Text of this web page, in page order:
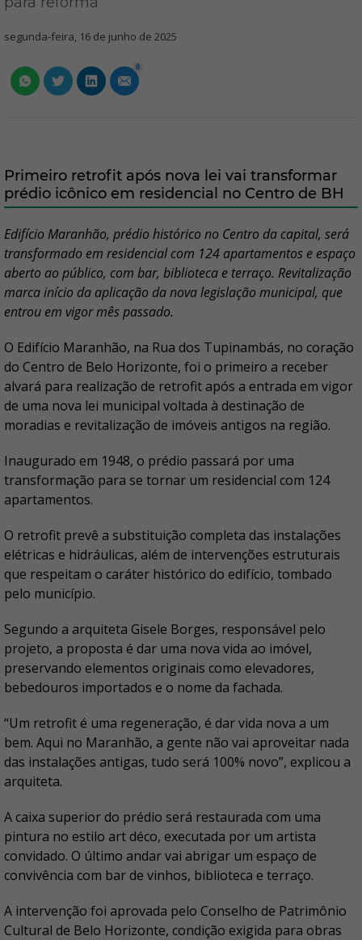
segunda-feira, 16 de junho de 2025
0
Primeiro retrofit após nova lei vai transformar
prédio icônico em residencial no Centro de BH
Edifício Maranhão, prédio histórico no Centro da capital, será
transformado em residencial com 124 apartamentos e espaço
aberto ao público, com bar, biblioteca e terraço. Revitalização
marca início da aplicação da nova legislação municipal, que
entrou em vigor mês passado.
O Edifício Maranhão, na Rua dos Tupinambás, no coração
do Centro de Belo Horizonte, foi o primeiro a receber
alvará para realização de retrofit após a entrada em vigor
de uma nova lei municipal voltada à destinação de
moradias e revitalização de imóveis antigos na região.
Inaugurado em 1948, o prédio passará por uma
transformação para se tornar um residencial com 124
apartamentos.
O retrofit prevê a substituição completa das instalações
elétricas e hidráulicas, além de intervenções estruturais
que respeitam o caráter histórico do edifício, tombado
pelo município.
Segundo a arquiteta Gisele Borges, responsável pelo
projeto, a proposta é dar uma nova vida ao imóvel,
preservando elementos originais como elevadores,
bebedouros importados e o nome da fachada.
“Um retrofit é uma regeneração, é dar vida nova a um
bem. Aqui no Maranhão, a gente não vai aproveitar nada
das instalações antigas, tudo será 100% novo”, explicou a
arquiteta.
A caixa superior do prédio será restaurada com uma
pintura no estilo art déco, executada por um artista
convidado. O último andar vai abrigar um espaço de
convivência com bar de vinhos, biblioteca e terraço.
A intervenção foi aprovada pelo Conselho de Patrimônio
Cultural de Belo Horizonte, condição exigida para obras